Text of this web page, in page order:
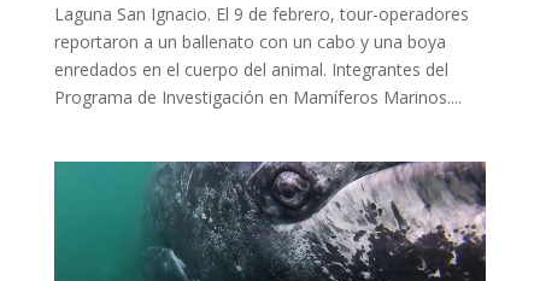
Laguna San Ignacio. El 9 de febrero, tour-operadores
reportaron a un ballenato con un cabo y una boya
enredados en el cuerpo del animal. Integrantes del
Programa de Investigación en Mamíferos Marinos....